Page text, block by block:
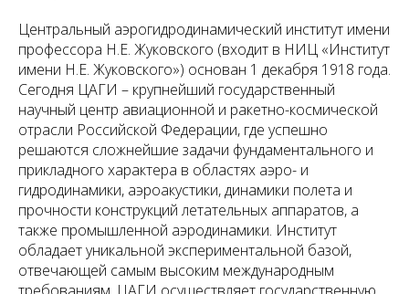
Центральный аэрогидродинамический институт имени
профессора Н.Е. Жуковского (входит в НИЦ «Институт
имени Н.Е. Жуковского») основан 1 декабря 1918 года.
Сегодня ЦАГИ – крупнейший государственный
научный центр авиационной и ракетно-космической
отрасли Российской Федерации, где успешно
решаются сложнейшие задачи фундаментального и
прикладного характера в областях аэро- и
гидродинамики, аэроакустики, динамики полета и
прочности конструкций летательных аппаратов, а
также промышленной аэродинамики. Институт
обладает уникальной экспериментальной базой,
отвечающей самым высоким международным